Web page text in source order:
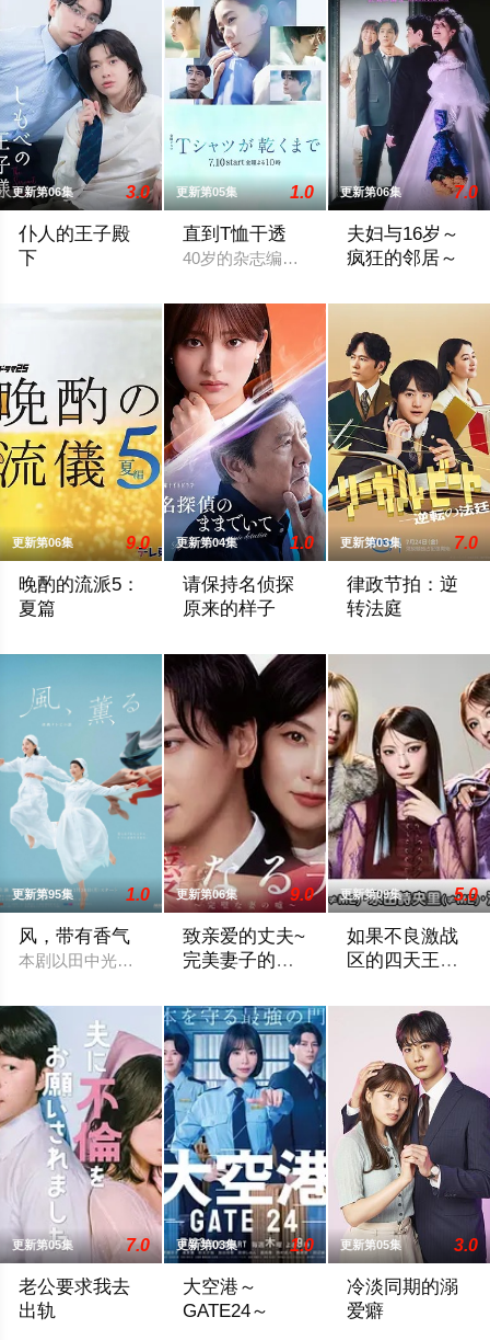
更新第06集 3.0
仆人的王子殿
下
更新第05集 1.0
直到T恤干透
40岁的杂志编辑咲子（苍井优 饰）原本
更新第06集 7.0
夫妇与16岁～
疯狂的邻居～
更新第06集 9.0
晚酌的流派5：
夏篇
更新第04集 1.0
请保持名侦探
原来的样子
更新第03集 7.0
律政节拍：逆
转法庭
更新第95集 1.0
风，带有香气
本剧以田中光著作《明治的南丁格尔 大关和物语》为原案，取
更新第06集 9.0
致亲爱的丈夫~
完美妻子的谎
更新第09集 5.0
如果不良激战
区的四天王转
体
更新第05集 7.0
老公要求我去
出轨
更新第03集 1.0
大空港～
GATE24～
更新第05集 3.0
冷淡同期的溺
爱癖